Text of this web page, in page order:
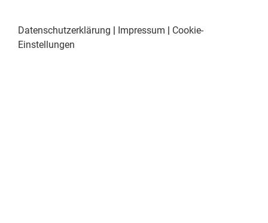
Datenschutzerklärung | Impressum | Cookie-
Einstellungen